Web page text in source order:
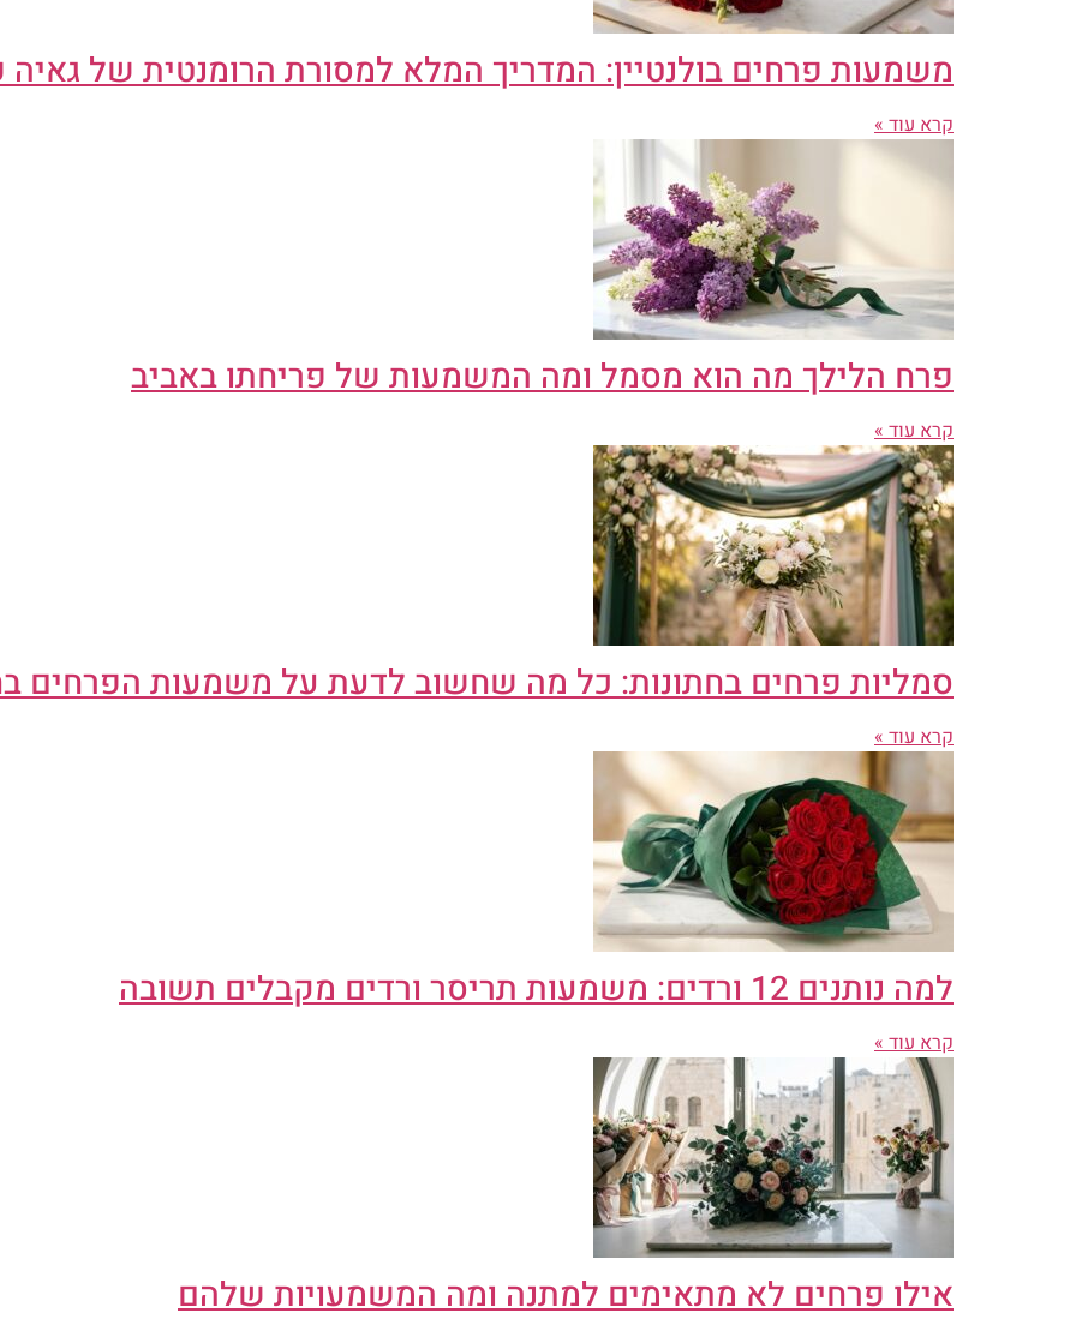
משמעות פרחים בולנטיין: המדריך המלא למסורת הרומנטית של גאיה
קרא עוד »
פרח הלילך מה הוא מסמל ומה המשמעות של פריחתו באביב
קרא עוד »
סמליות פרחים בחתונות: כל מה שחשוב לדעת על משמעות הפרחים
קרא עוד »
למה נותנים 12 ורדים: משמעות תריסר ורדים מקבלים תשובה
קרא עוד »
אילו פרחים לא מתאימים למתנה ומה המשמעויות שלהם